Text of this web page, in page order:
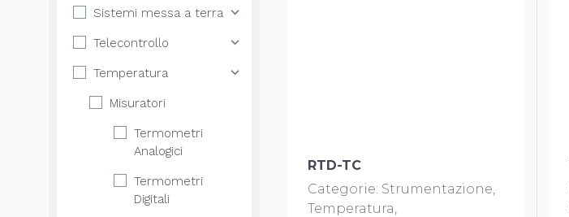
Sistemi messa a terra
Telecontrollo
Temperatura
Misuratori
Termometri
Analogici
Termometri
Digitali
RTD-TC
Categorie: Strumentazione
Temperatura